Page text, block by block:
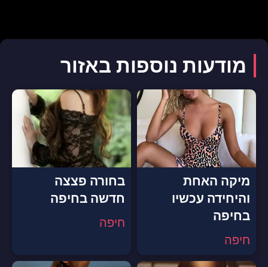
מודעות נוספות באזור
מיקה האחת
והיחידה עכשיו
בחיפה
חיפה
בחורה פצצה
חדשה בחיפה
חיפה